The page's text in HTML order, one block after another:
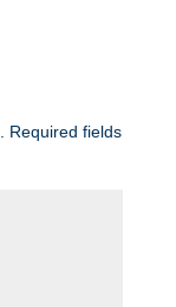
Required fields